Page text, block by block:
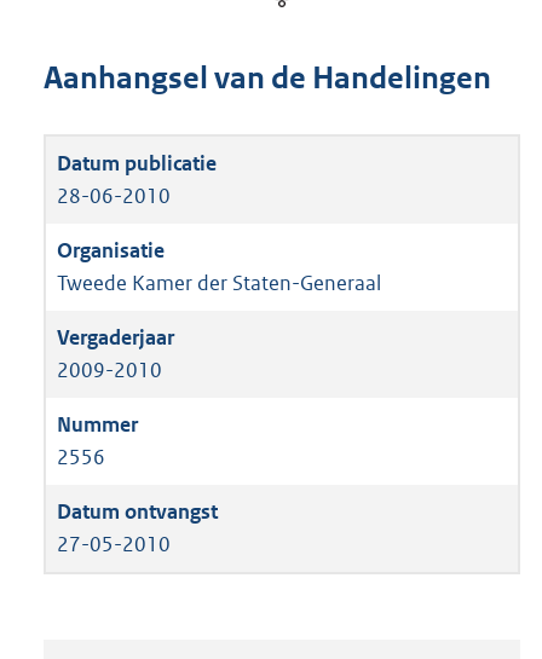
Aanhangsel van de Handelingen
28-06-2010
Tweede Kamer der Staten-Generaal
2009-2010
2556
27-05-2010